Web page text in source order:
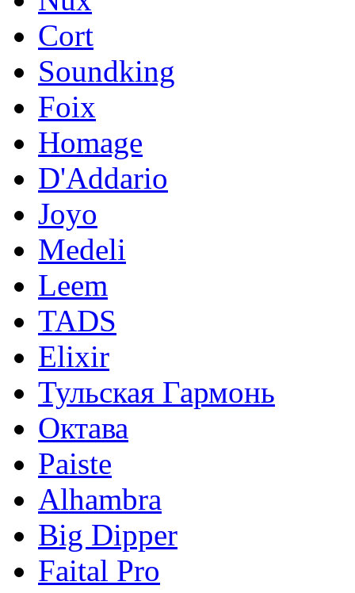
Cort
Soundking
Foix
Homage
D'Addario
Joyo
Medeli
Leem
TADS
Elixir
Тульская Гармонь
Октава
Paiste
Alhambra
Big Dipper
Faital Pro